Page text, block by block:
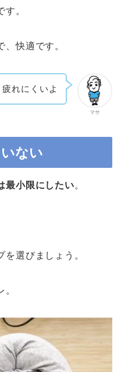
。
快適です。
マサ
れにくいよ
ない
最小限にしたい。
選びましょう。